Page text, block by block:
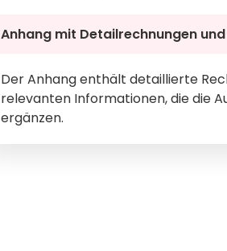
Anhang mit Detailrechnungen
Der Anhang enthält detaillierte
relevanten Informationen, die die
ergänzen.